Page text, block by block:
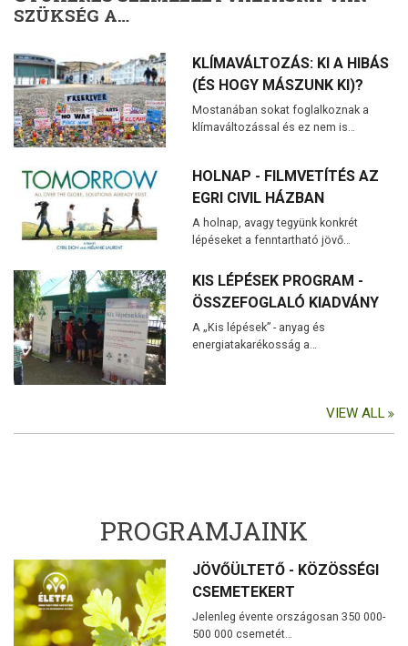
SZÜKSÉG A…
KLÍMAVÁLTOZÁS: KI A HIBÁS
(ÉS HOGY MÁSZUNK KI)?
Mostanában sokat foglalkoznak a
klímaváltozással és ez nem is…
HOLNAP - FILMVETÍTÉS AZ
EGRI CIVIL HÁZBAN
A holnap, avagy tegyünk konkrét
lépéseket a fenntartható jövő…
KIS LÉPÉSEK PROGRAM -
ÖSSZEFOGLALÓ KIADVÁNY
A „Kis lépések” - anyag és
energiatakarékosság a…
VIEW ALL
PROGRAMJAINK
JÖVŐÜLTETŐ - KÖZÖSSÉGI
CSEMETEKERT
Jelenleg évente országosan 350 000-
500 000 csemetét…